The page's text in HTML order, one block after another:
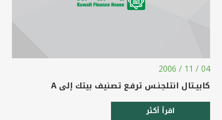
04 / 11 / 2006
كابيـتال انتلجنـس ترفـع تصنيف بيتك إلى A
اقرأ أكثر